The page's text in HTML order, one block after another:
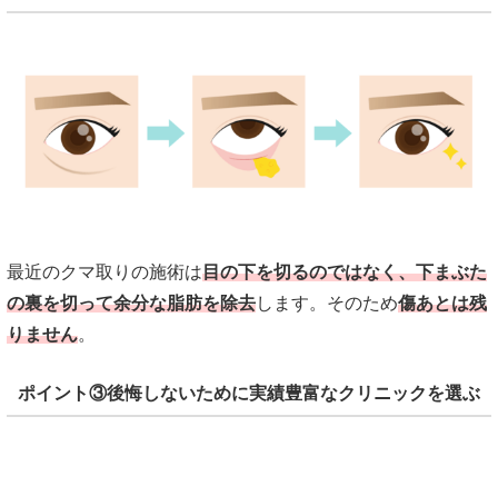
最近のクマ取りの施術は目の下を切るのではなく、下まぶた
の裏を切って余分な脂肪を除去します。そのため傷あとは残
りません。
ポイント③後悔しないために実績豊富なクリニックを選ぶ